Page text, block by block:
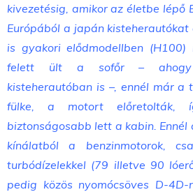
kivezetésig, amikor az életbe lépő
Európából a japán
is gyakori elődmodellben
felett ült a sofőr – ahogy
kisteherautóban is –, ennél már a
fülke, a motort előretolták,
biztonságosabb lett a kabin. Ennél
kínálatból a benzinmotorok,
turbódízelekkel (79 illetve 90
pedig közös nyomócsöves D-